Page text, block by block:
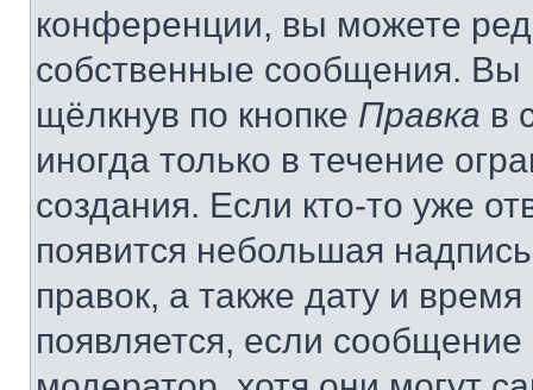
конференции, вы можете
собственные сообщения. Вы
щёлкнув по кнопке Правка в
иногда только в течение
создания. Если кто-то уже
появится небольшая
правок, а также дату и
появляется, если